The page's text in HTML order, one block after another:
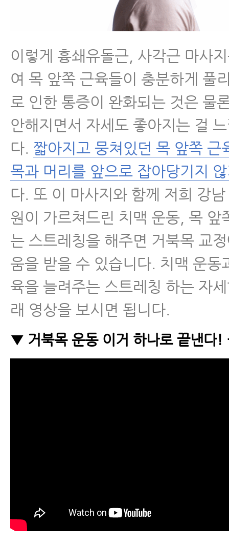
이렇게 흉쇄유돌근, 사각근 마사
여 목 앞쪽 근육들이 충분하게 풀
로 인한 통증이 완화되는 것은 물
안해지면서 자세도 좋아지는 걸
다. 짧아지고 뭉쳐있던 목 앞쪽 근
목과 머리를 앞으로 잡아당기지
다. 또 이 마사지와 함께 저희 강
원이 가르쳐드린 치맥 운동, 목 앞
는 스트레칭을 해주면 거북목 교
움을 받을 수 있습니다. 치맥 운동
육을 늘려주는 스트레칭 하는 자
래 영상을 보시면 됩니다.
▼ 거북목 운동 이거 하나로 끝낸다